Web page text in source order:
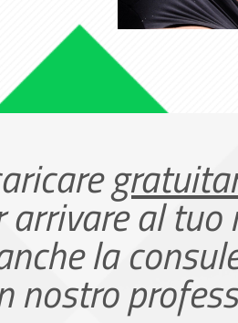
arrivare al
la
nostro